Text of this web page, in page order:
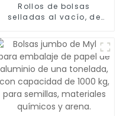
Rollos de bolsas
selladas al vacío, de
bolsas para congelador
al vacío para
almacenamiento de
alimentos, preparación
de comidas o sous vide